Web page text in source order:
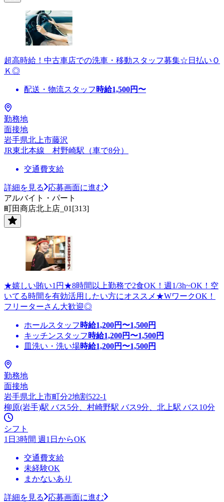
超高時給！中古車店での洗車・移動スタッフ募集☆日払いＯ
Ｋ◎
配送・物流スタッフ 時給1,500円〜
勤務地
面接地
岩手県北上市藤沢
JR東北本線 村野崎駅（車で8分）
交通費支給
詳細を見る
応募画面に進む
アルバイト・パート
町田商店北上店_01[313]
★嬉しい賄い1円★8時間以上勤務で2食OK！週1/3h~OK！空
いてる時間を有効活用したい方にオススメ★WワークOK！
フリーターさん大歓迎◎
ホールスタッフ 時給1,200円〜1,500円
キッチンスタッフ 時給1,200円〜1,500円
皿洗い・洗い場時給1,200円〜1,500円
勤務地
面接地
岩手県北上市町分2地割522-1
柳原(岩手)駅 バス5分、村崎野駅 バス9分、北上駅 バス10分
シフト
1日3時間 週1日からOK
交通費支給
未経験OK
まかないあり
詳細を見る
応募画面に進む